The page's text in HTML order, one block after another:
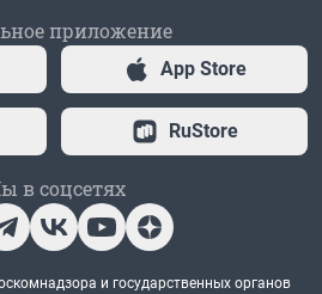
приложение
App Store
RuStore
в соцсетях
и государственных органов